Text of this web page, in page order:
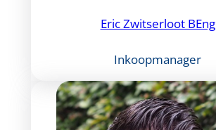
Eric Zwitserloot BEng
Inkoopmanager